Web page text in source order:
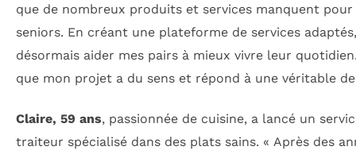
que de nombreux produits et services manquent pour
seniors. En créant une plateforme de services
désormais aider mes pairs à mieux vivre leur
que mon projet a du sens et répond à une véritable
Claire, 59 ans, passionnée de cuisine, a lancé un
traiteur spécialisé dans des plats sains. « Après des